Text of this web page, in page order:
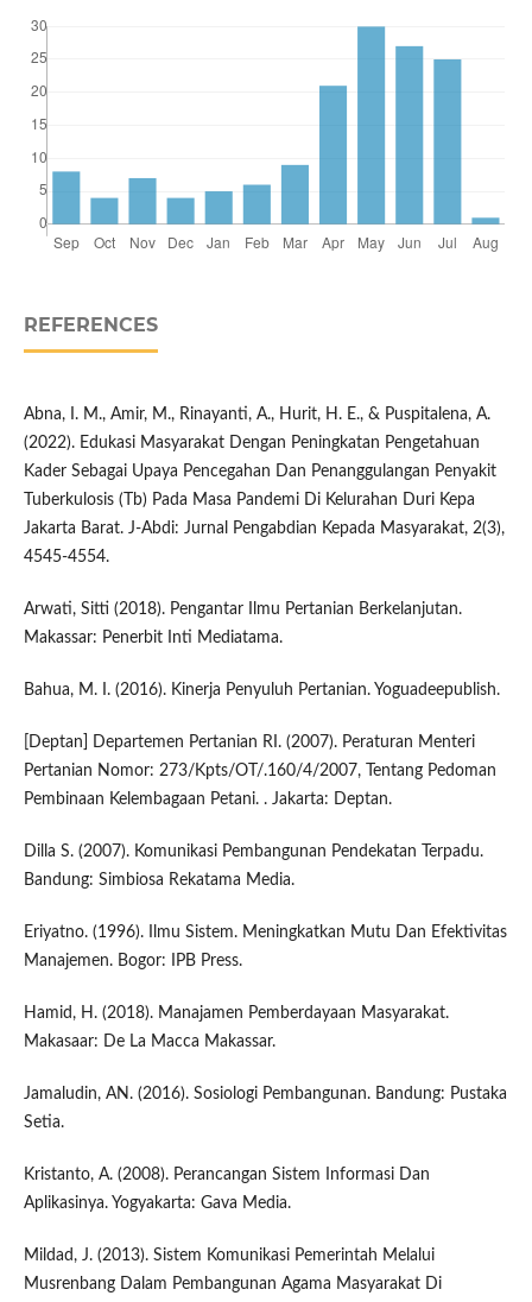
REFERENCES
Abna, I. M., Amir, M., Rinayanti, A., Hurit, H. E., & Puspitalena, A.
(2022). Edukasi Masyarakat Dengan Peningkatan Pengetahuan
Kader Sebagai Upaya Pencegahan Dan Penanggulangan Penyakit
Tuberkulosis (Tb) Pada Masa Pandemi Di Kelurahan Duri Kepa
Jakarta Barat. J-Abdi: Jurnal Pengabdian Kepada Masyarakat, 2(3),
4545-4554.
Arwati, Sitti (2018). Pengantar Ilmu Pertanian Berkelanjutan.
Makassar: Penerbit Inti Mediatama.
Bahua, M. I. (2016). Kinerja Penyuluh Pertanian. Yoguadeepublish.
[Deptan] Departemen Pertanian RI. (2007). Peraturan Menteri
Pertanian Nomor: 273/Kpts/OT/.160/4/2007, Tentang Pedoman
Pembinaan Kelembagaan Petani. . Jakarta: Deptan.
Dilla S. (2007). Komunikasi Pembangunan Pendekatan Terpadu.
Bandung: Simbiosa Rekatama Media.
Eriyatno. (1996). Ilmu Sistem. Meningkatkan Mutu Dan Efektivitas
Manajemen. Bogor: IPB Press.
Hamid, H. (2018). Manajamen Pemberdayaan Masyarakat.
Makasaar: De La Macca Makassar.
Jamaludin, AN. (2016). Sosiologi Pembangunan. Bandung: Pustaka
Setia.
Kristanto, A. (2008). Perancangan Sistem Informasi Dan
Aplikasinya. Yogyakarta: Gava Media.
Mildad, J. (2013). Sistem Komunikasi Pemerintah Melalui
Musrenbang Dalam Pembangunan Agama Masyarakat Di